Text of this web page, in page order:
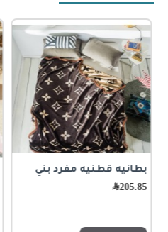
بطانيه قطنيه مفرد بني
205.85﷼